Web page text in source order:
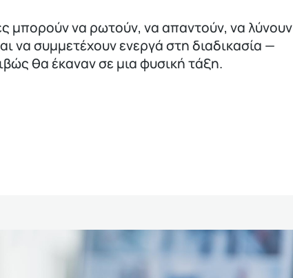
μπορούν να ρωτούν, να απαντούν, να λύνουν
να συμμετέχουν ενεργά στη διαδικασία —
θα έκαναν σε μια φυσική τάξη.